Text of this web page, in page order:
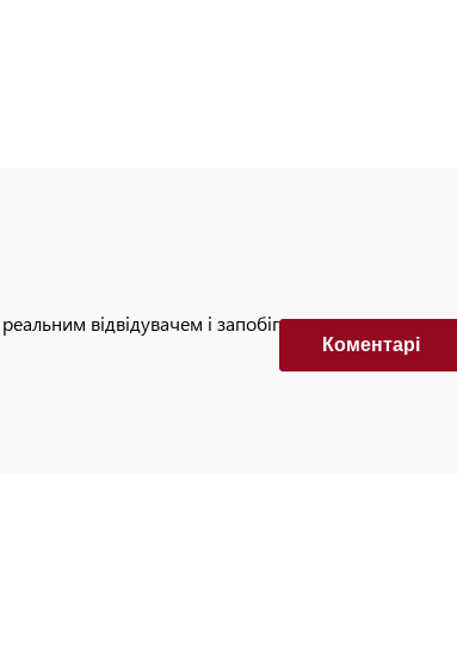
відвідувачем і запобігти автоматизованим
Коментарi